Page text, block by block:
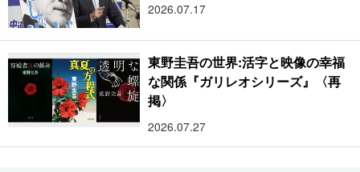
2026.07.17
東野圭吾の世界:活字と映像の幸福
な関係『ガリレオシリーズ』〈再
掲〉
2026.07.27